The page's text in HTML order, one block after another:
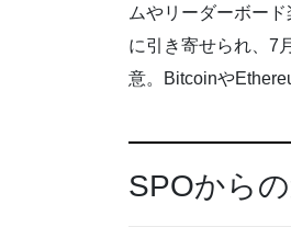
ムやリーダーボー
に引き寄せられ、7
意。Bitcoinや
SPOから